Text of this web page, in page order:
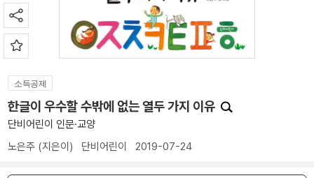
소득공제
한글이 우수할 수밖에 없는 열두 가지 이유
단비어린이 인문·교양
노은주 (지은이) 단비어린이 2019-07-24